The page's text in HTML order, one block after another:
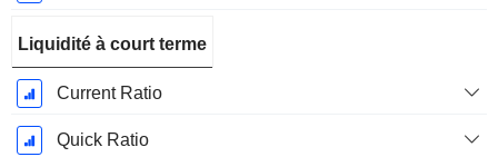
Liquidité à court terme
Current Ratio
Quick Ratio